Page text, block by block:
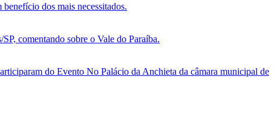
dos mais necessitados.
comentando sobre o Vale do Paraíba.
do Evento No Palácio da Anchieta da câmara municipal de